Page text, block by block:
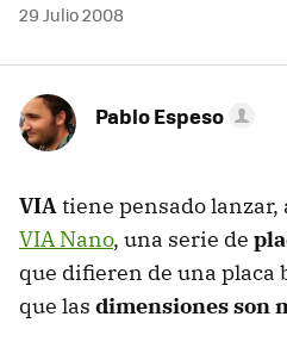
29 Julio 2008
Pablo Espeso
VIAtiene pensado lanzar,
VIA Nano, una serie de
que difieren de una placa
que las dimensiones son